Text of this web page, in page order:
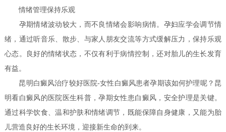
情绪管理保持乐观
孕期情绪波动较大，而不良情绪会影响病情。孕妇应学会调节情
绪，通过听音乐、散步、与家人朋友交流等方式缓解压力，保持乐观
心态。良好的情绪状态，不仅有利于病情控制，还对胎儿的生长发育
有益。
昆明白癜风治疗较好医院-女性白癜风患者孕期该如何护理呢？昆
明看白癜风的医院医生科普，孕期女性患白癜风，安全护理是关键。
通过科学饮食、温和护肤和情绪调节，既能保障自身健康，又能为胎
儿营造良好的生长环境，迎接新生命的到来。